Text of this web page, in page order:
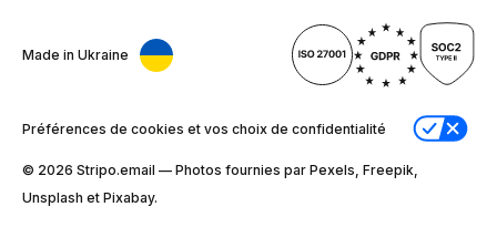
Made in Ukraine
Préférences de cookies et vos choix de confidentialité
© 2026 Stripо.email — Photos fournies par Pexels, Freepik,
Unsplash et Pixabay.